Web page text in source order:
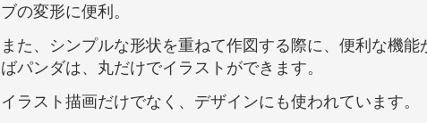
ブの変形に便利。
また、シンプルな形状を重ねて作図する際に、便利な機能
ばパンダは、丸だけでイラストができます。
イラスト描画だけでなく、デザインにも使われています。